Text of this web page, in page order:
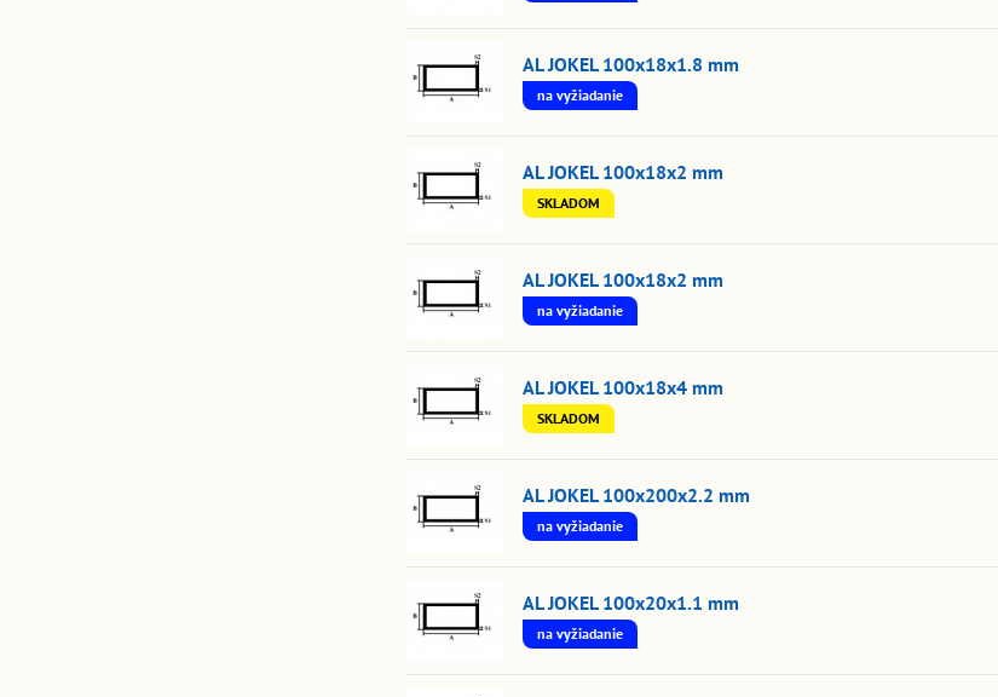
AL JOKEL 100x18x1.8 mm
na vyžiadanie
AL JOKEL 100x18x2 mm
SKLADOM
AL JOKEL 100x18x2 mm
na vyžiadanie
AL JOKEL 100x18x4 mm
SKLADOM
AL JOKEL 100x200x2.2 mm
na vyžiadanie
AL JOKEL 100x20x1.1 mm
na vyžiadanie